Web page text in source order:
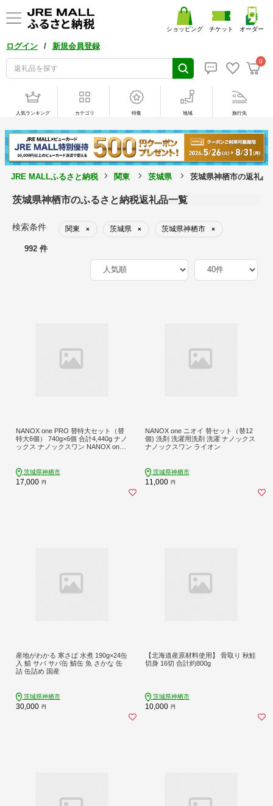
ログイン / 新規会員登録
0
ショッピング チケット オーダー
人気ランキング カテゴリ 特集 地域 旅行先
JRE MALLふるさと納税 関東 茨城県 茨城県神栖市の返礼品
茨城県神栖市のふるさと納税返礼品一覧
検索条件 関東 × 茨城県 × 茨城県神栖市 ×
992 件
NANOX one PRO 替特大セット（替
特大6個） 740g×6個 合計4,440g ナノ
ックス ナノックスワン NANOX one
茨城県神栖市
17,000 円
NANOX one ニオイ 替セット（替12
個) 洗剤 洗濯用洗剤 洗濯 ナノックス
ナノックスワン ライオン
茨城県神栖市
11,000 円
産地がわかる 寒さば 水煮 190g×24缶
入 鯖 サバ サバ缶 鯖缶 魚 さかな 缶
詰 缶詰め 国産
茨城県神栖市
30,000 円
【北海道産原材料使用】 骨取り 秋鮭
切身 16切 合計約800g
茨城県神栖市
10,000 円